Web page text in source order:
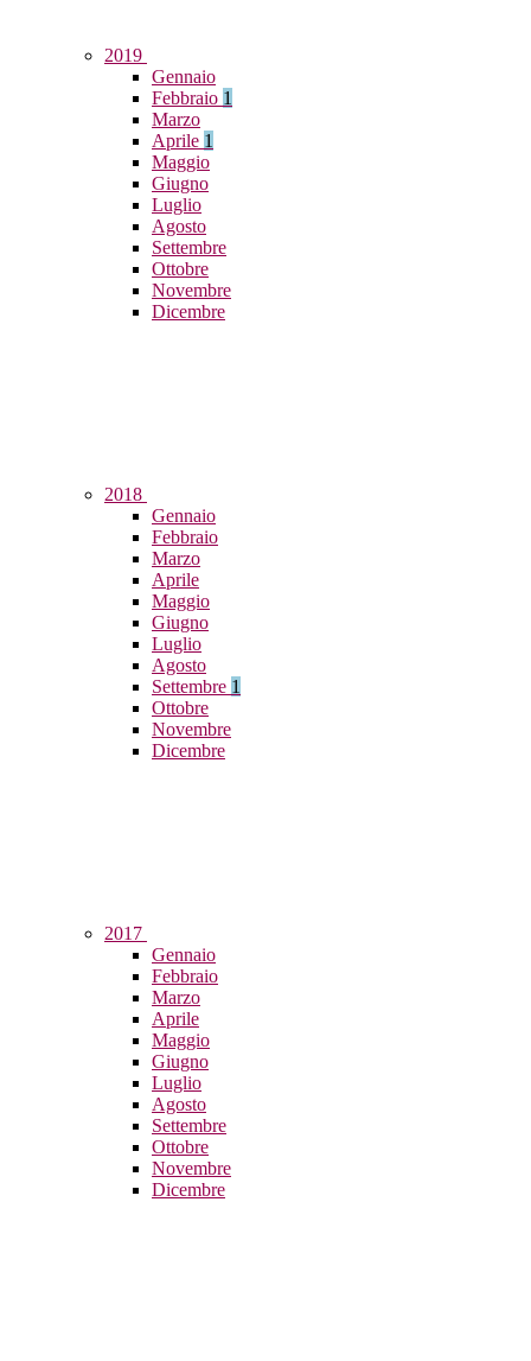
2019
Gennaio
Febbraio 1
Marzo
Aprile 1
Maggio
Giugno
Luglio
Agosto
Settembre
Ottobre
Novembre
Dicembre
2018
Gennaio
Febbraio
Marzo
Aprile
Maggio
Giugno
Luglio
Agosto
Settembre 1
Ottobre
Novembre
Dicembre
2017
Gennaio
Febbraio
Marzo
Aprile
Maggio
Giugno
Luglio
Agosto
Settembre
Ottobre
Novembre
Dicembre